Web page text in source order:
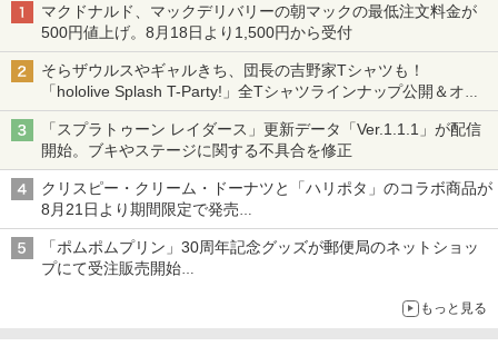
マクドナルド、マックデリバリーの朝マックの最低注文料金が
500円値上げ。8月18日より1,500円から受付
そらザウルスやギャルきち、団長の吉野家Tシャツも！
「hololive Splash T-Party!」全Tシャツラインナップ公開＆オン
ライン販売開始
「スプラトゥーン レイダース」更新データ「Ver.1.1.1」が配信
開始。ブキやステージに関する不具合を修正
クリスピー・クリーム・ドーナツと「ハリポタ」のコラボ商品が
8月21日より期間限定で発売
組分け帽子ドーナツなど見た目も楽しい商品が登場
「ポムポムプリン」30周年記念グッズが郵便局のネットショッ
プにて受注販売開始
もっと見る